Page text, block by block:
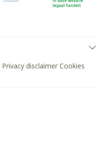
Privacy disclaimer Cookies